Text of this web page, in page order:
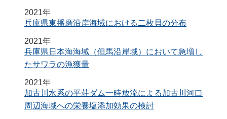
2021年
兵庫県東播磨沿岸海域における二枚貝の分布
2021年
兵庫県日本海海域（但馬沿岸域）において急増し
たサワラの漁獲量
2021年
加古川水系の平荘ダム一時放流による加古川河口
周辺海域への栄養塩添加効果の検討